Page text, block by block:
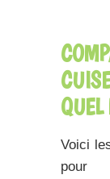
Voici
pour